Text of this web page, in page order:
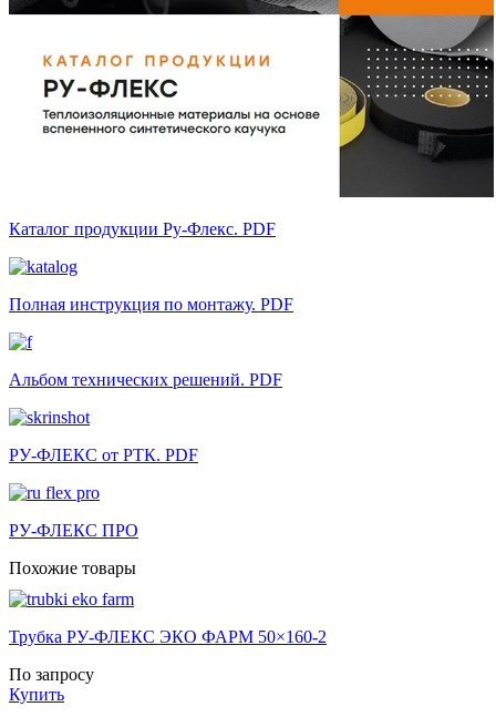
Каталог продукции Ру-Флекс. PDF
Полная инструкция по монтажу. PDF
Альбом технических решений. PDF
РУ-ФЛЕКС от РТК. PDF
РУ-ФЛЕКС ПРО
Похожие товары
Трубка РУ-ФЛЕКС ЭКО ФАРМ 50×160-2
По запросу
Купить